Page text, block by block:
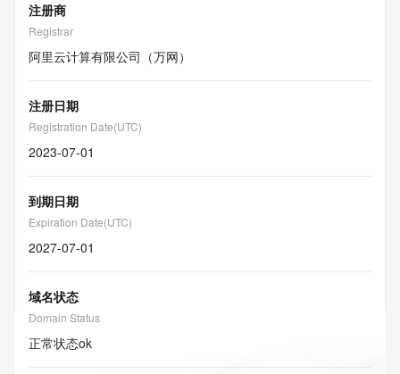
注册商
Registrar
阿里云计算有限公司（万网）
注册日期
Registration Date(UTC)
2023-07-01
到期日期
Expiration Date(UTC)
2027-07-01
域名状态
Domain Status
正常状态ok